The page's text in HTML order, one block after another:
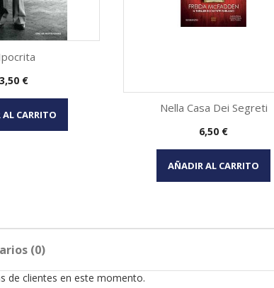
rápida
€
CARRITO
Vista rápida
Nella Casa Dei Segreti
Precio
6,50 €
AÑADIR AL CARRITO
(0)
de clientes en este momento.